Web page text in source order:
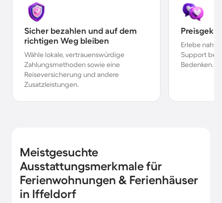
Sicher bezahlen und auf dem
richtigen Weg bleiben
Wähle lokale, vertrauenswürdige
Zahlungsmethoden sowie eine
Reiseversicherung und andere
Zusatzleistungen.
Erlebe
Support bei
Bedenken.
Meistgesuchte
Ausstattungsmerkmale für
Ferienwohnungen & Ferienhäuser
in Iffeldorf